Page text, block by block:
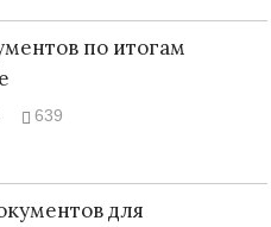
по итогам
639
для